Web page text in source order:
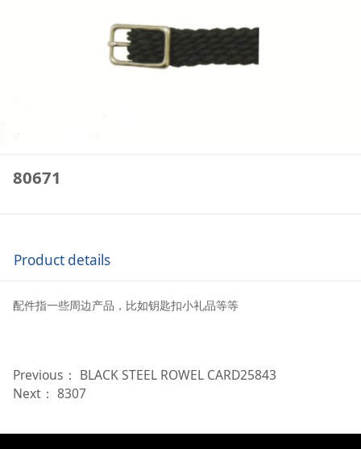
80671
Product details
配件指一些周边产品，比如钥匙扣小礼品等等
Previous： BLACK STEEL ROWEL CARD25843
Next： 8307